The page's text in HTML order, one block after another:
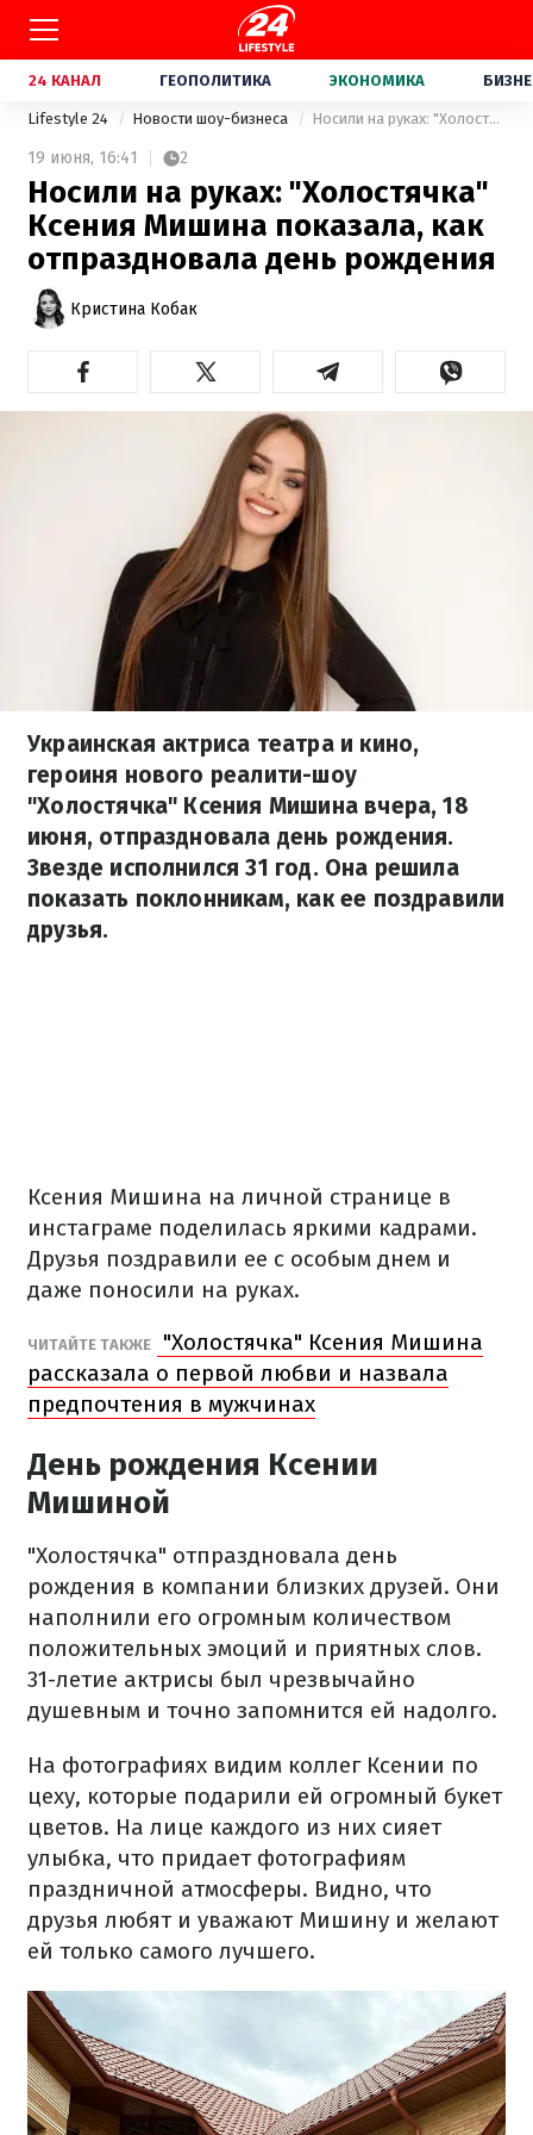
24 КАНАЛ ГЕОПОЛИТИКА ЭКОНОМИКА
Lifestyle 24 Новости шоу-бизнеса Носили на руках: "Холостячка" Ксения Мишина показала, как отпраздновала день рождения
19 июня, 16:41 2
Носили на руках: "Холостячка"
Ксения Мишина показала, как
отпраздновала день рождения
Кристина Кобак
Украинская актриса театра и кино,
героиня нового реалити-шоу
"Холостячка" Ксения Мишина вчера, 18
июня, отпраздновала день рождения.
Звезде исполнился 31 год. Она решила
показать поклонникам, как ее поздравили
друзья.
Ксения Мишина на личной странице в
инстаграме поделилась яркими кадрами.
Друзья поздравили ее с особым днем и
даже поносили на руках.
ЧИТАЙТЕ ТАКЖЕ
"Холостячка" Ксения Мишина
рассказала о первой любви и назвала
предпочтения в мужчинах
День рождения Ксении
Мишиной
"Холостячка" отпраздновала день
рождения в компании близких друзей. Они
наполнили его огромным количеством
положительных эмоций и приятных слов.
31-летие актрисы был чрезвычайно
душевным и точно запомнится ей надолго.
На фотографиях видим коллег Ксении по
цеху, которые подарили ей огромный букет
цветов. На лице каждого из них сияет
улыбка, что придает фотографиям
праздничной атмосферы. Видно, что
друзья любят и уважают Мишину и желают
ей только самого лучшего.